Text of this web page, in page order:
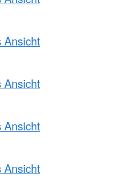
Ansicht
Ansicht
Ansicht
Ansicht